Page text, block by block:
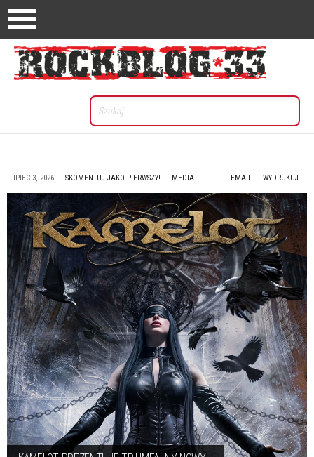
LIPIEC 3, 2026 WYDRUKUJ
EMAIL
SKOMENTUJ JAKO PIERWSZY! MEDIA